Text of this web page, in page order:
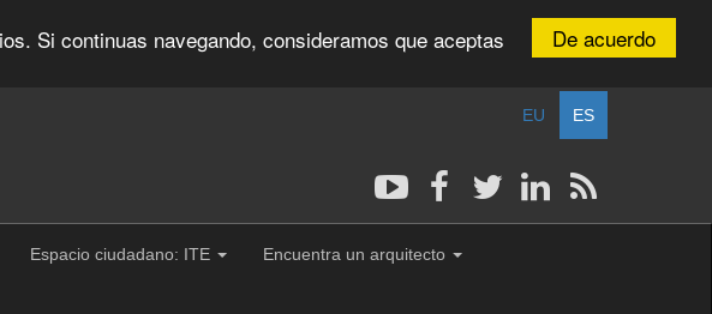
De acuerdo
Si continuas navegando, consideramos que aceptas
EU ES
Espacio ciudadano: ITE Encuentra un arquitecto